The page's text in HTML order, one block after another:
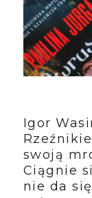
Igor
swoją
Ciągnie
nie da